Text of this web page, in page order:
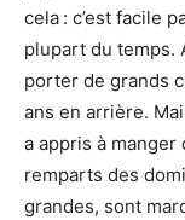
cela : c’est facile
plupart du temps.
porter de grands
ans en arrière.
a appris à
remparts des
grandes, sont